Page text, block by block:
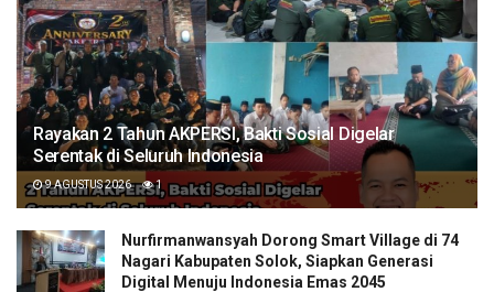
Rayakan 2 Tahun AKPERSI, Bakti Sosial Digelar
Serentak di Seluruh Indonesia
9 AGUSTUS 2026 1
Nurfirmanwansyah Dorong Smart Village di 74
Nagari Kabupaten Solok, Siapkan Generasi
Digital Menuju Indonesia Emas 2045